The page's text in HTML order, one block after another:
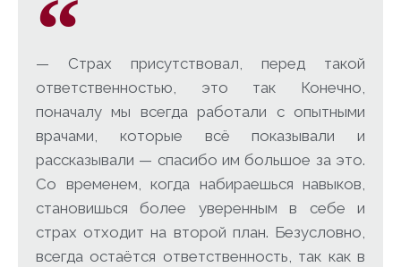
— Страх присутствовал, перед такой
ответственностью, это так Конечно,
поначалу мы всегда работали с опытными
врачами, которые всё показывали и
рассказывали — спасибо им большое за это.
Со временем, когда набираешься навыков,
становишься более уверенным в себе и
страх отходит на второй план. Безусловно,
всегда остаётся ответственность, так как в